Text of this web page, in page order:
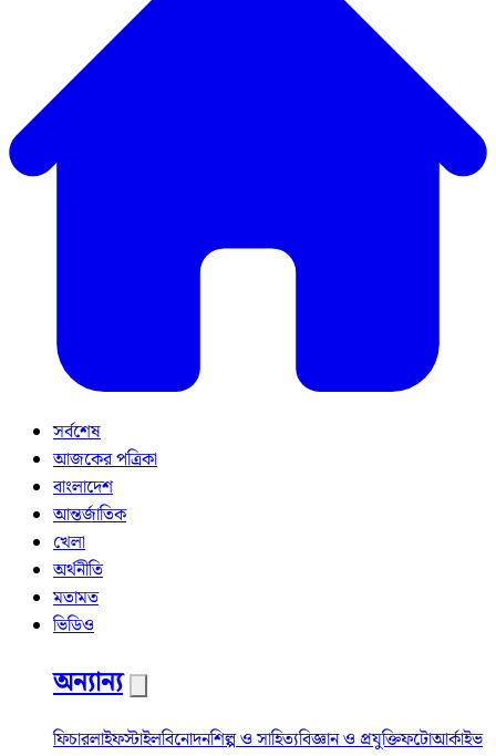
সর্বশেষ
আজকের পত্রিকা
বাংলাদেশ
আন্তর্জাতিক
খেলা
অর্থনীতি
মতামত
ভিডিও
অন্যান্য
ফিচারলাইফস্টাইলবিনোদনশিল্প ও সাহিত্যবিজ্ঞান ও প্রযুক্তিফটোআর্কাইভ